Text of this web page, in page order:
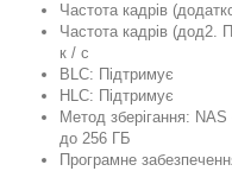
Частота кадрів
Частота кадрів (дод2.
к / с
BLC: Підтримує
HLC: Підтримує
Метод зберігання:
до 256 ГБ
Програмне